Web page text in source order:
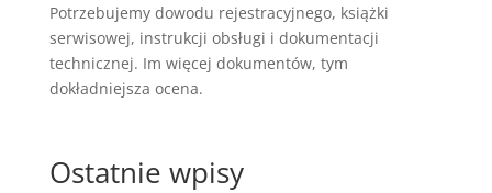
Potrzebujemy dowodu rejestracyjnego, książki
serwisowej, instrukcji obsługi i dokumentacji
technicznej. Im więcej dokumentów, tym
dokładniejsza ocena.
Ostatnie wpisy